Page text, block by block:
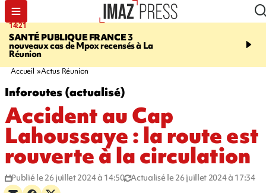
14:21
SANTÉ PUBLIQUE FRANCE3
nouveaux cas de Mpox recensés à La
Réunion
15:45
dix établissements ont
Accueil Actus Réunion
Inforoutes (actualisé)
Accident au Cap
Lahoussaye : la route est
rouverte à la circulation
Publié le 26 juillet 2024 à 14:50 Actualisé le 26 juillet 2024 à 17:34